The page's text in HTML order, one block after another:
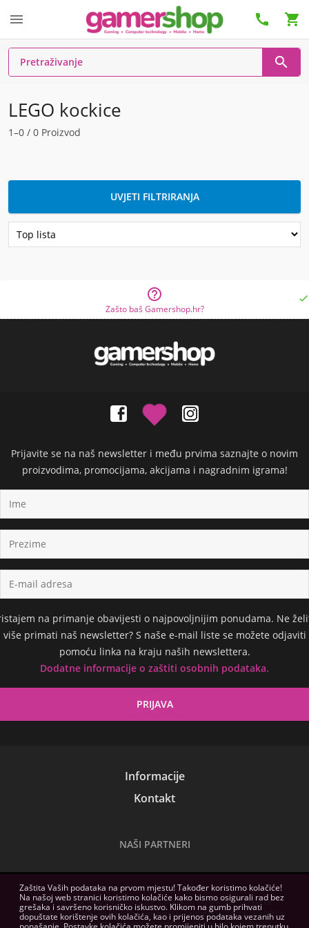
  

LEGO kockice
1–0 / 0 Proizvod
UVJETI FILTRIRANJA

Zašto baš Gamershop.hr?

Prijavite se na naš newsletter i među prvima saznajte o novim
proizvodima, promocijama, akcijama i nagradnim igrama!
na primanje obavijesti o najpovoljnijim ponudama. Ne
više primati naš newsletter? S naše e-mail liste se možete odjaviti
pomoću linka na kraju naših newslettera.
Dodatne informacije o zaštiti osobnih podataka.
Informacije
Kontakt
NAŠI PARTNERI
Slike na ovoj web stranici služe samo kao ilustracija. Tehničke
specifikacije, sadržaji paketa i hardverski zahtjevi softvera navedeni
na ovoj web stranici imaju samo informativnu svrhu, izdavači
Zaštita Vaših podataka na prvom mjestu! Također koristimo kolačiće!
Na našoj web stranici koristimo kolačiće kako bismo osigurali rad bez
grešaka i savršeno korisničko iskustvo. Klikom na gumb prihvati
dopuštate korištenje ovih kolačića, kao i prijenos podataka vezanih uz